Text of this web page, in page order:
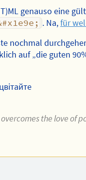
genauso eine
. Na,für
nochmal
auf „die guten
the love of